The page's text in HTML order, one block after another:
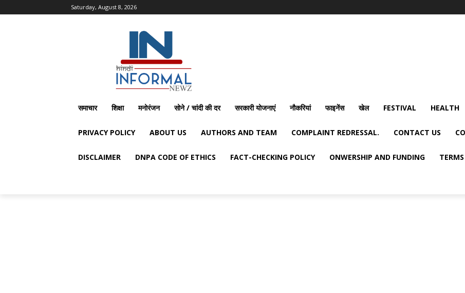
Saturday, August 8, 2026
समाचार शिक्षा मनोरंजन सोने / चांदी की दर सरकारी योजनाएं नौकरियां फाइनेंस खेल FESTIVAL HEALTH
PRIVACY POLICY ABOUT US AUTHORS AND TEAM COMPLAINT REDRESSAL. CONTACT US
DISCLAIMER DNPA CODE OF ETHICS FACT-CHECKING POLICY ONWERSHIP AND FUNDING